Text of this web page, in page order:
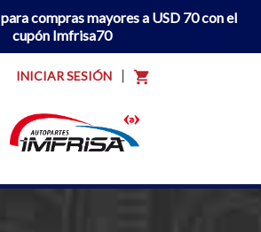
para compras mayores a USD 70 con el
cupón Imfrisa70
INICIAR SESIÓN shopping_cart